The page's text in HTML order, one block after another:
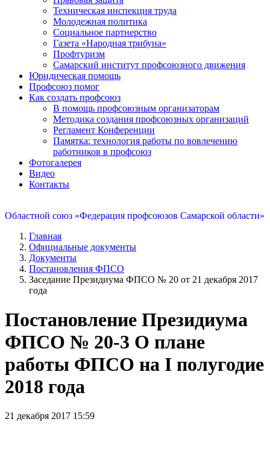
Техническая инспекция труда
Молодежная политика
Социальное партнерство
Газета «Народная трибуна»
Профтуризм
Самарский институт профсоюзного движения
Юридическая помощь
Профсоюз помог
Как создать профсоюз
В помощь профсоюзным организаторам
Методика создания профсоюзных организаций
Регламент Конференции
Памятка: технология работы по вовлечению
работников в профсоюз
Фотогалерея
Видео
Контакты
Областной союз «Федерация профсоюзов Самарской области»
Главная
Официальные документы
Документы
Постановления ФПСО
Заседание Президиума ФПСО № 20 от 21 декабря 2017
года
Постановление Президиума
ФПСО № 20-3 О плане
работы ФПСО на I полугодие
2018 года
21 декабря 2017 15:59